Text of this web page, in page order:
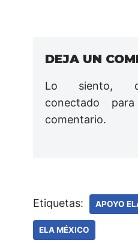
DEJA UN
Lo siento,
conectado para
comentario.
Etiquetas: APOYO
ELA MÉXICO